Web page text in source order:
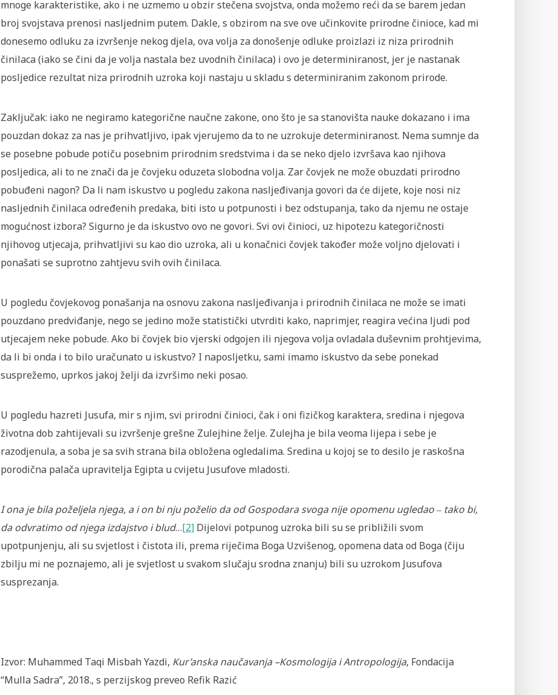
mnoge karakteristike, ako i ne uzmemo u obzir stečena svojstva, onda možemo reći da se barem jedan
broj svojstava prenosi nasljednim putem. Dakle, s obzirom na sve ove učinkovite prirodne činioce, kad mi
donesemo odluku za izvršenje nekog djela, ova volja za donošenje odluke proizlazi iz niza prirodnih
činilaca (iako se čini da je volja nastala bez uvodnih činilaca) i ovo je determiniranost, jer je nastanak
posljedice rezultat niza prirodnih uzroka koji nastaju u skladu s determiniranim zakonom prirode.
Zaključak: iako ne negiramo kategorične naučne zakone, ono što je sa stanovišta nauke dokazano i ima
pouzdan dokaz za nas je prihvatljivo, ipak vjerujemo da to ne uzrokuje determiniranost. Nema sumnje da
se posebne pobude potiču posebnim prirodnim sredstvima i da se neko djelo izvršava kao njihova
posljedica, ali to ne znači da je čovjeku oduzeta slobodna volja. Zar čovjek ne može obuzdati prirodno
pobuđeni nagon? Da li nam iskustvo u pogledu zakona nasljeđivanja govori da će dijete, koje nosi niz
nasljednih činilaca određenih predaka, biti isto u potpunosti i bez odstupanja, tako da njemu ne ostaje
mogućnost izbora? Sigurno je da iskustvo ovo ne govori. Svi ovi činioci, uz hipotezu kategoričnosti
njihovog utjecaja, prihvatljivi su kao dio uzroka, ali u konačnici čovjek također može voljno djelovati i
ponašati se suprotno zahtjevu svih ovih činilaca.
U pogledu čovjekovog ponašanja na osnovu zakona nasljeđivanja i prirodnih činilaca ne može se imati
pouzdano predviđanje, nego se jedino može statistički utvrditi kako, naprimjer, reagira većina ljudi pod
utjecajem neke pobude. Ako bi čovjek bio vjerski odgojen ili njegova volja ovladala duševnim prohtjevima,
da li bi onda i to bilo uračunato u iskustvo? I naposljetku, sami imamo iskustvo da sebe ponekad
susprežemo, uprkos jakoj želji da izvršimo neki posao.
U pogledu hazreti Jusufa, mir s njim, svi prirodni činioci, čak i oni fizičkog karaktera, sredina i njegova
životna dob zahtijevali su izvršenje grešne Zulejhine želje. Zulejha je bila veoma lijepa i sebe je
razodjenula, a soba je sa svih strana bila obložena ogledalima. Sredina u kojoj se to desilo je raskošna
porodična palača upravitelja Egipta u cvijetu Jusufove mladosti.
I ona je bila poželjela njega, a i on bi nju poželio da od Gospodara svoga nije opomenu ugledao ‒ tako bi,
da odvratimo od njega izdajstvo i blud…[2] Dijelovi potpunog uzroka bili su se približili svom
upotpunjenju, ali su svjetlost i čistota ili, prema riječima Boga Uzvišenog, opomena data od Boga (čiju
zbilju mi ne poznajemo, ali je svjetlost u svakom slučaju srodna znanju) bili su uzrokom Jusufova
susprezanja.
Izvor: Muhammed Taqi Misbah Yazdi, Kur’anska naučavanja –Kosmologija i Antropologija, Fondacija
“Mulla Sadra”, 2018., s perzijskog preveo Refik Razić